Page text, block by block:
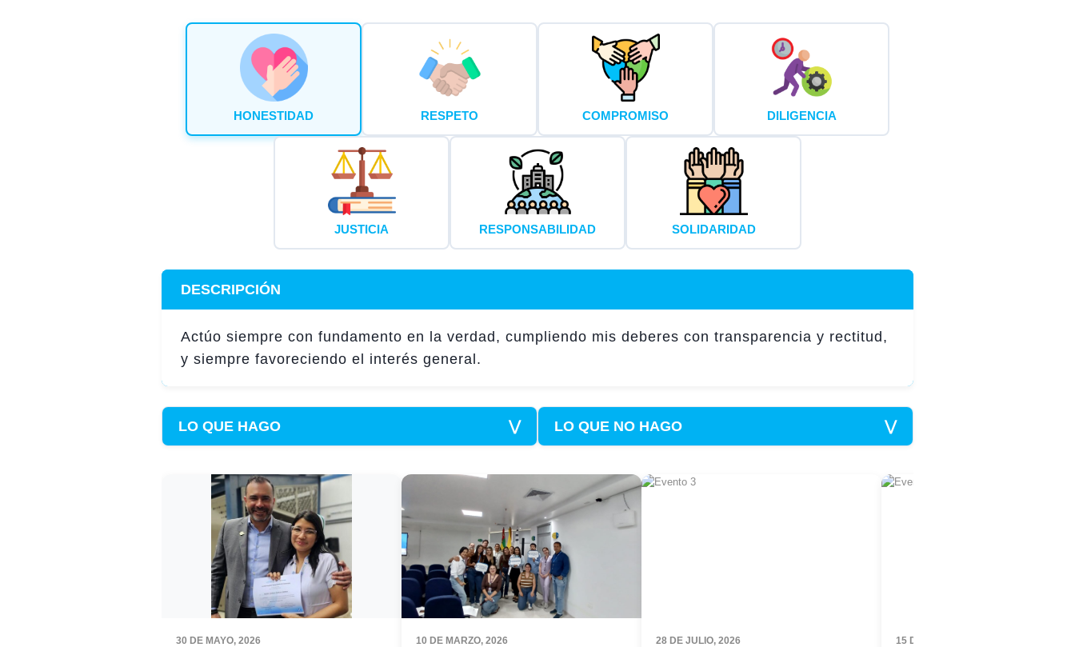
HONESTIDAD RESPETO COMPROMISO DILIGENCIA
JUSTICIA RESPONSABILIDAD SOLIDARIDAD
DESCRIPCIÓN
Actúo siempre con fundamento en la verdad, cumpliendo mis deberes con transparencia y rectitud,
y siempre favoreciendo el interés general.
LO QUE HAGO ⋁ LO QUE NO HAGO ⋁
30 DE MAYO, 2026 10 DE MARZO, 2026 28 DE JULIO, 2026 15 DE JULIO, 2026